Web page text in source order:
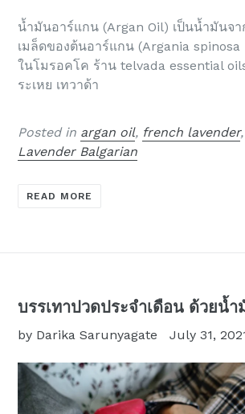
น้ำมันอาร์แกน (Argan Oil) เป็นน้ำมันจ
เมล็ดของต้นอาร์แกน (Argania
ในโมรอคโค ร้าน telvada essential
ระเหย เทวาด้า
Posted in argan oil, french lavender,
Lavender Balgarian
READ MORE
บรรเทาปวดประจำเดือน ด้วยน้ำ
by Darika Sarunyagate July 31,